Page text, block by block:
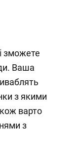
зможете
Ваша
з якими
варто
з